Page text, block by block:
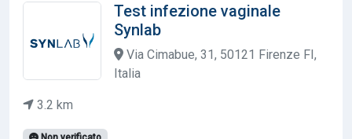
Test infezione vaginale
Synlab
Via Cimabue, 31, 50121 Firenze FI,
Italia
3.2 km